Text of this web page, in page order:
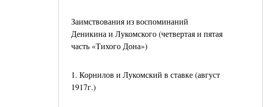
Заимствования из воспоминаний
Деникина и Лукомского (четвертая и пятая
часть «Тихого Дона»)
1. Корнилов и Лукомский в ставке (август
1917г.)